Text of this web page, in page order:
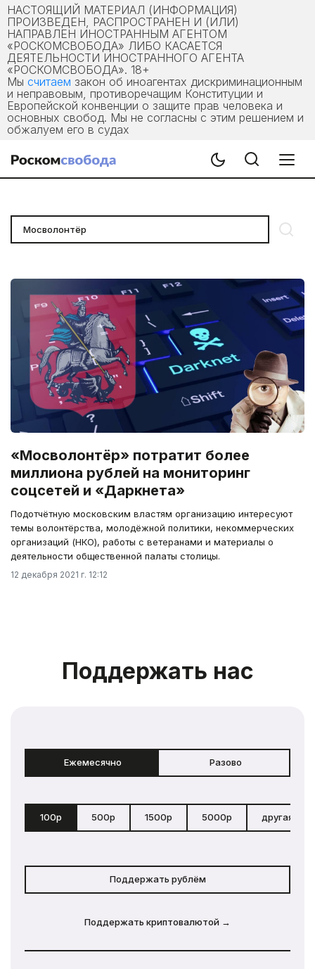
НАСТОЯЩИЙ МАТЕРИАЛ (ИНФОРМАЦИЯ)
ПРОИЗВЕДЕН, РАСПРОСТРАНЕН И (ИЛИ)
НАПРАВЛЕН ИНОСТРАННЫМ АГЕНТОМ
«РОСКОМСВОБОДА» ЛИБО КАСАЕТСЯ
ДЕЯТЕЛЬНОСТИ ИНОСТРАННОГО АГЕНТА
«РОСКОМСВОБОДА». 18+
Мы считаем закон об иноагентах дискриминационным
и неправовым, противоречащим Конституции и
Европейской конвенции о защите прав человека и
основных свобод. Мы не согласны с этим решением и
обжалуем его в судах
«Мосволонтёр» потратит более
миллиона рублей на мониторинг
соцсетей и «Даркнета»
Подотчётную московским властям организацию интересуют
темы волонтёрства, молодёжной политики, некоммерческих
организаций (НКО), работы с ветеранами и материалы о
деятельности общественной палаты столицы.
12 декабря 2021 г. 12:12
Поддержать нас
Ежемесячно Разово
100р 500р 1500р 5000р другая
Поддержать рублём
Поддержать криптовалютой →